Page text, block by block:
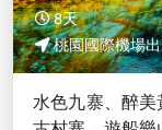
8天
桃園國際機場
水色九寨、醉